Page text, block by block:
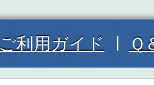
ご利用ガイド Ｑ